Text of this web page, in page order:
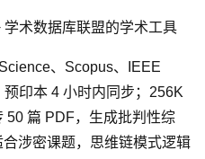
学术数据库联盟的学术工具
、Scopus、IEEE
印本 4 小时内同步；256K
50 篇 PDF，生成批判性综
涉密课题，思维链模式逻辑